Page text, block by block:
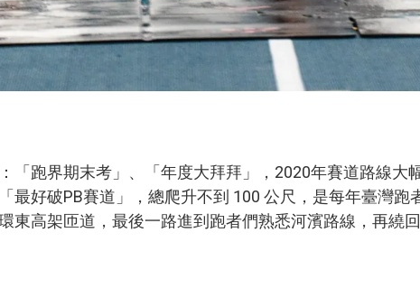
「跑界期末考」、「年度大拜拜」，2020年賽道路線大
最好破PB賽道」， 總爬升不到 100 公尺，是每年臺灣跑
高架匝道，最後一路進到跑者們熟悉河濱路線，再繞